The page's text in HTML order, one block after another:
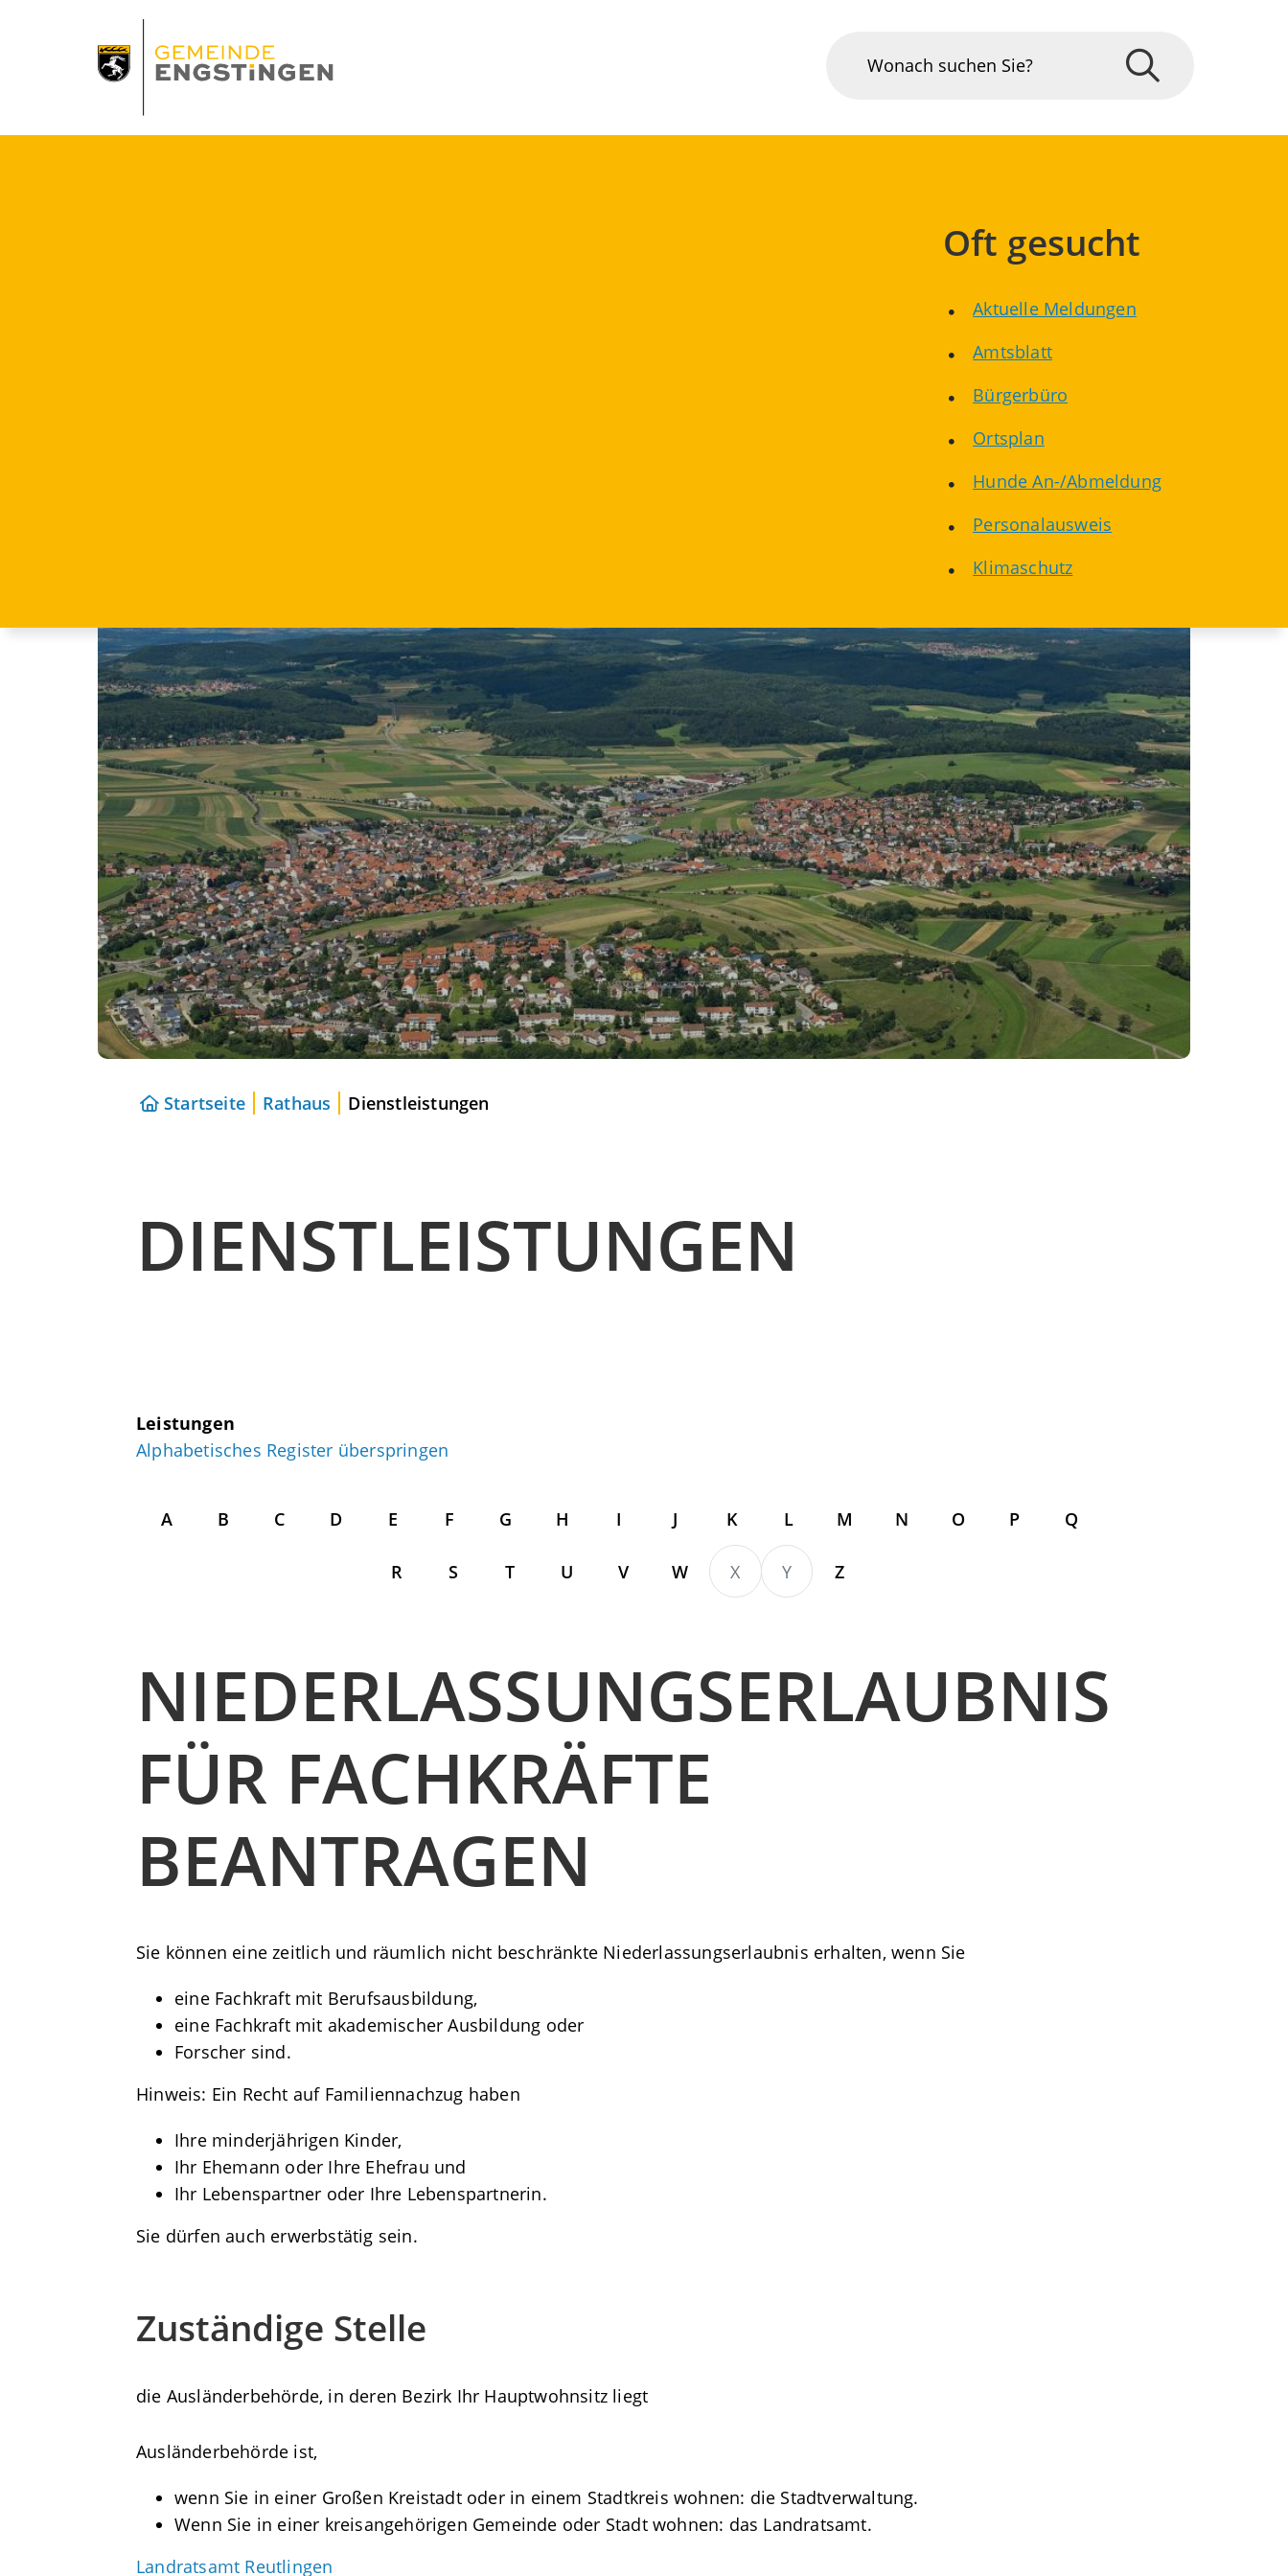
Oft gesucht
Aktuelle Meldungen
Amtsblatt
Bürgerbüro
Ortsplan
Hunde An-/Abmeldung
Personalausweis
Klimaschutz
Startseite Rathaus Dienstleistungen
DIENSTLEISTUNGEN
Leistungen
Alphabetisches Register überspringen
A B C D E F G H I J K L M N O P Q
R S T U V W X Y Z
NIEDERLASSUNGSERLAUBNIS
FÜR FACHKRÄFTE
BEANTRAGEN
Sie können eine zeitlich und räumlich nicht beschränkte Niederlassungserlaubnis erhalten, wenn Sie
eine Fachkraft mit Berufsausbildung,
eine Fachkraft mit akademischer Ausbildung oder
Forscher sind.
Hinweis: Ein Recht auf Familiennachzug haben
Ihre minderjährigen Kinder,
Ihr Ehemann oder Ihre Ehefrau und
Ihr Lebenspartner oder Ihre Lebenspartnerin.
Sie dürfen auch erwerbstätig sein.
Zuständige Stelle
die Ausländerbehörde, in deren Bezirk Ihr Hauptwohnsitz liegt
Ausländerbehörde ist,
wenn Sie in einer Großen Kreistadt oder in einem Stadtkreis wohnen: die Stadtverwaltung.
Wenn Sie in einer kreisangehörigen Gemeinde oder Stadt wohnen: das Landratsamt.
Landratsamt Reutlingen